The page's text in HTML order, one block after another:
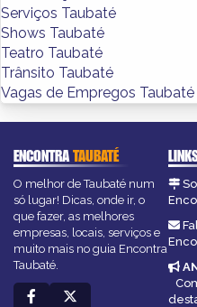
Serviços Taubaté
Shows Taubaté
Teatro Taubaté
Trânsito Taubaté
Vagas de Empregos Taubaté
ENCONTRATAUBATÉ
O melhor de Taubaté num
só lugar! Dicas, onde ir, o
que fazer, as melhores
empresas, locais, serviços e
muito mais no guia Encontra
Taubaté.